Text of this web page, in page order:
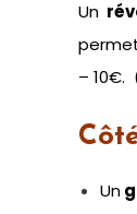
Un
– 10€.
Un